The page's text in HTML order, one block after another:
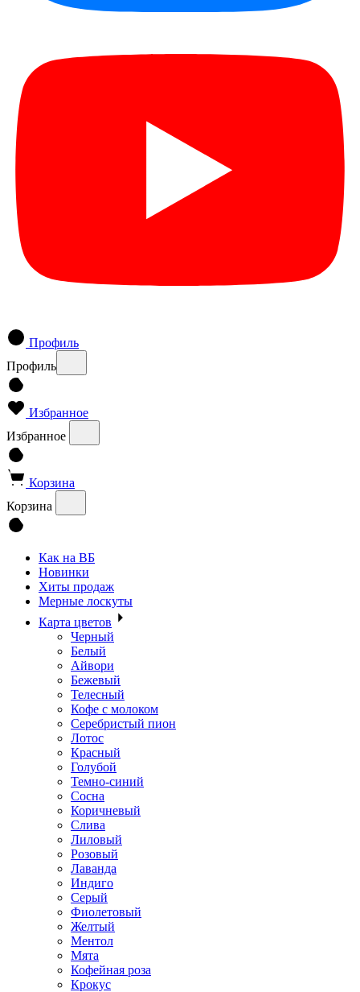
Профиль
Профиль
Избранное
Избранное
Корзина
Корзина
Как на ВБ
Новинки
Хиты продаж
Мерные лоскуты
Карта цветов
Черный
Белый
Айвори
Бежевый
Телесный
Кофе с молоком
Серебристый пион
Лотос
Красный
Голубой
Темно-синий
Сосна
Коричневый
Слива
Лиловый
Розовый
Лаванда
Индиго
Серый
Фиолетовый
Желтый
Ментол
Мята
Кофейная роза
Крокус